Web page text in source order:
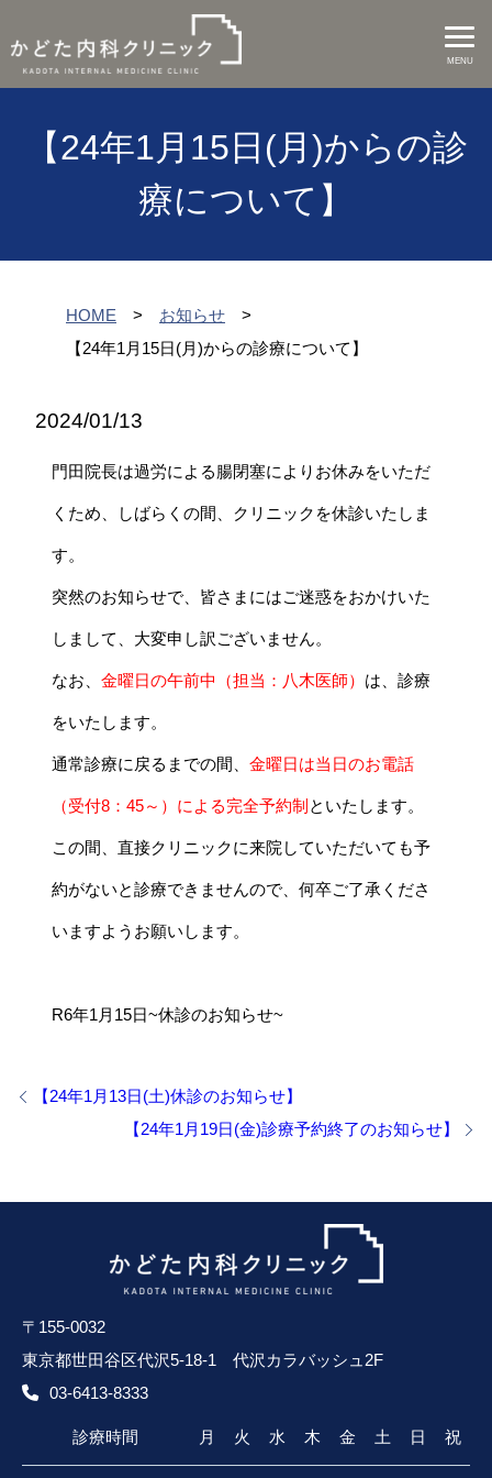
MENU
【24年1月15日(月)からの診
療について】
HOME
お知らせ
【24年1月15日(月)からの診療について】
2024/01/13
門田院長は過労による腸閉塞によりお休みをいただ
くため、しばらくの間、クリニックを休診いたし ま
す。
突然のお知らせで、皆さまにはご迷惑をおかけいた
しまして、大変申し訳ございません。
なお、 金曜日の午前中（担当：八木医師） は、診療
をいたします。
通常診療に戻るまでの間、 金曜日は当日のお電話
（受付8：45～）による完全予約制 といたします。
この間、直接クリニックに来院していただいても予
約がないと診療できませんので、何卒ご了承くださ
いますようお願いします。
R6年1月15日~休診のお知らせ~
【24年1月13日(土)休診のお知らせ】
【24年1月19日(金)診療予約終了のお知らせ】
〒155-0032
東京都世田谷区代沢5-18-1 代沢カラバッシュ2F
03-6413-8333
診療時間 月 火 水 木 金 土 日 祝